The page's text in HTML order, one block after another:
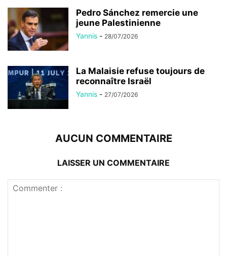
Pedro Sánchez remercie une
jeune Palestinienne
Yannis - 28/07/2026
La Malaisie refuse toujours de
reconnaître Israël
Yannis - 27/07/2026
AUCUN COMMENTAIRE
LAISSER UN COMMENTAIRE